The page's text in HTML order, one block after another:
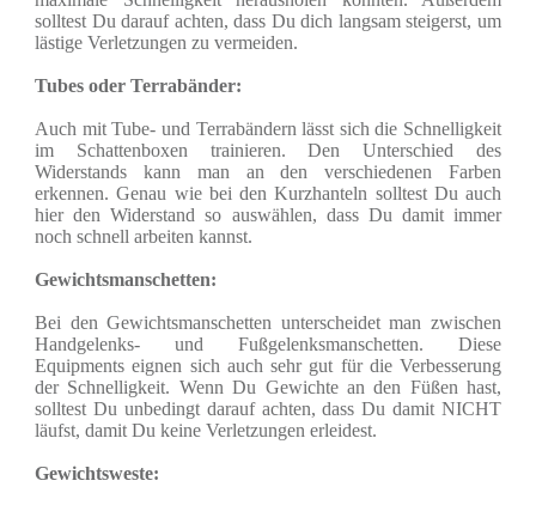
solltest Du darauf achten, dass Du dich langsam steigerst, um
lästige Verletzungen zu vermeiden.
Tubes oder Terrabänder:
Auch mit Tube- und Terrabändern lässt sich die Schnelligkeit
im Schattenboxen trainieren. Den Unterschied des
Widerstands kann man an den verschiedenen Farben
erkennen. Genau wie bei den Kurzhanteln solltest Du auch
hier den Widerstand so auswählen, dass Du damit immer
noch schnell arbeiten kannst.
Gewichtsmanschetten:
Bei den Gewichtsmanschetten unterscheidet man zwischen
Handgelenks- und Fußgelenksmanschetten. Diese
Equipments eignen sich auch sehr gut für die Verbesserung
der Schnelligkeit. Wenn Du Gewichte an den Füßen hast,
solltest Du unbedingt darauf achten, dass Du damit NICHT
läufst, damit Du keine Verletzungen erleidest.
Gewichtsweste: